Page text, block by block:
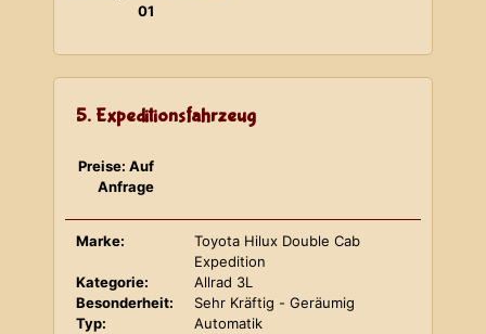
01
5. Expeditionsfahrzeug
Preise: Auf
Anfrage
Marke:
Toyota Hilux Double Cab
Expedition
Kategorie:
Allrad 3L
Besonderheit:
Sehr Kräftig - Geräumig
Typ:
Automatik